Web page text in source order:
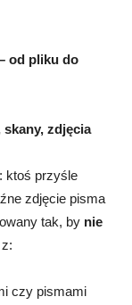
od pliku do
skany, zdjęcia
ktoś przyśle
zdjęcie pisma
tak, by nie
czy pismami